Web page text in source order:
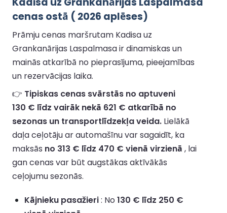
cenas ostā ( 2026 aplēses)
Prāmju cenas maršrutam Kadisa uz
Grankanārijas Laspalmasa ir dinamiskas un
mainās atkarībā no pieprasījuma, pieejamības
un rezervācijas laika.
👉 Tipiskas cenas svārstās no aptuveni
130 € līdz vairāk nekā 621 € atkarībā no
sezonas un transportlīdzekļa veida. Lielākā
daļa ceļotāju ar automašīnu var sagaidīt, ka
maksās no 313 € līdz 470 € vienā virzienā , lai
gan cenas var būt augstākas aktīvākās
ceļojumu sezonās.
Kājnieku pasažieri: No 130 € līdz 250 €